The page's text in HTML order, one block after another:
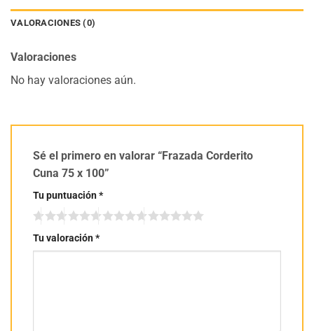
VALORACIONES (0)
Valoraciones
No hay valoraciones aún.
Sé el primero en valorar “Frazada Corderito
Cuna 75 x 100”
Tu puntuación*
Tu valoración*